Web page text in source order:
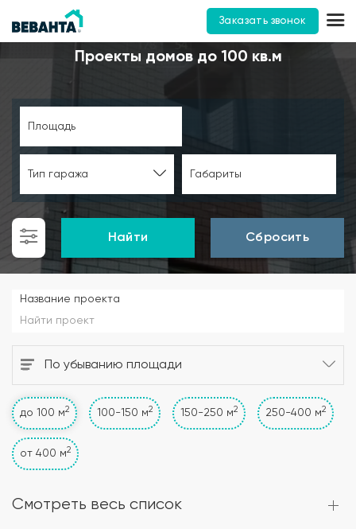
Заказать звонок
Проекты домов до 100 кв.м
Площадь
Тип гаража Габариты
Найти Сбросить
Название проекта
По убыванию площади
до 100 м2 100-150 м2 150-250 м2 250-400 м2
от 400 м2
Смотреть весь список